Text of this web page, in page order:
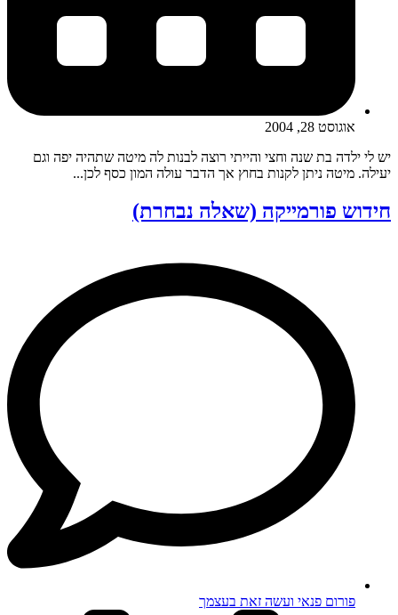
אוגוסט 28, 2004
יש לי ילדה בת שנה וחצי והייתי רוצה לבנות לה מיטה שתהיה יפה וגם
יעילה. מיטה ניתן לקנות בחוץ אך הדבר עולה המון כסף לכן...
חידוש פורמייקה (שאלה נבחרת)
פורום פנאי ועשה זאת בעצמך